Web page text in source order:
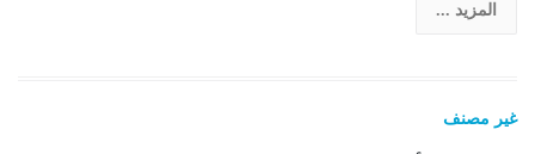
المزيد ...
غير مصنف